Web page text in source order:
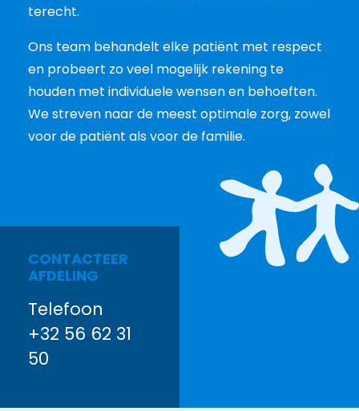
terecht.
Ons team behandelt elke patiënt met respect
en probeert zo veel mogelijk rekening te
houden met individuele wensen en behoeften.
We streven naar de meest optimale zorg, zowel
voor de patiënt als voor de familie.
CONTACTEER
AFDELING
Telefoon
+32 56 62 31
50